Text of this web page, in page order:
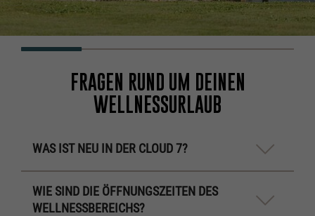
FRAGEN RUND UM DEINEN
WELLNESSURLAUB
WAS IST NEU IN DER CLOUD 7?
WIE SIND DIE ÖFFNUNGSZEITEN DES
WELLNESSBEREICHS?